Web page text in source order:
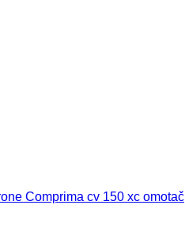
Comprima cv 150 xc omotač